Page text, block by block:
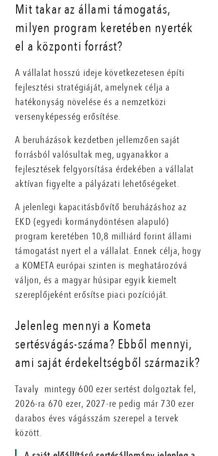
Mit takar az állami támogatás,
milyen program keretében nyerték
el a központi forrást?
A vállalat hosszú ideje következetesen építi
fejlesztési stratégiáját, amelynek célja a
hatékonyság növelése és a nemzetközi
versenyképesség erősítése.
A beruházások kezdetben jellemzően saját
forrásból valósultak meg, ugyanakkor a
fejlesztések felgyorsítása érdekében a vállalat
aktívan figyelte a pályázati lehetőségeket.
A jelenlegi kapacitásbővítő beruházáshoz az
EKD (egyedi kormánydöntésen alapuló)
program keretében 10,8 milliárd forint állami
támogatást nyert el a vállalat. Ennek célja, hogy
a KOMETA európai szinten is meghatározóvá
váljon, és a magyar húsipar egyik kiemelt
szereplőjeként erősítse piaci pozícióját.
Jelenleg mennyi a Kometa
sertésvágás-száma? Ebből mennyi,
ami saját érdekeltségből származik?
Tavaly mintegy 600 ezer sertést dolgoztak fel,
2026-ra 670 ezer, 2027-re pedig már 730 ezer
darabos éves vágásszám szerepel a tervek
között.